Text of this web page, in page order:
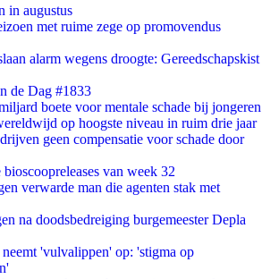
in augustus
met ruime zege op promovendus
alarm wegens droogte: Gereedschapskist
de Dag #1833
boete voor mentale schade bij jongeren
op hoogste niveau in ruim drie jaar
geen compensatie voor schade door
van week 32
verwarde man die agenten stak met
na doodsbedreiging burgemeester Depla
'vulvalippen' op: 'stigma op